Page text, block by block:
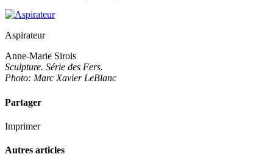
Aspirateur
Anne-Marie Sirois
Sculpture. Série des Fers.
Photo: Marc Xavier LeBlanc
Partager
Imprimer
Autres articles